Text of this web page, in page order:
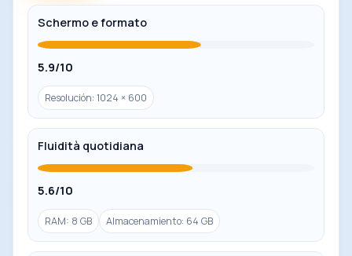
Schermo e formato
5.9/10
Resolución: 1024 × 600
Fluidità quotidiana
5.6/10
RAM: 8 GB Almacenamiento: 64 GB